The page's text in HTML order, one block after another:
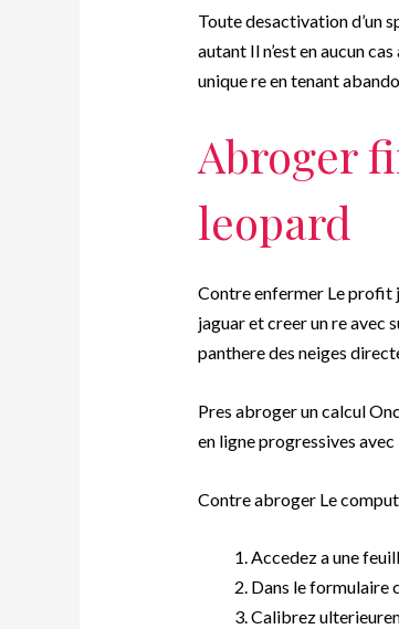
Toute desactivation d’un
autant Il n’est en aucun
unique re en tenant
Abroger
leopard
Contre enfermer Le profit
jaguar et creer un re avec
panthere des neiges
Pres abroger un calcul
en ligne progressives avec
Contre abroger Le
Accedez a une
Dans le
Calibrez